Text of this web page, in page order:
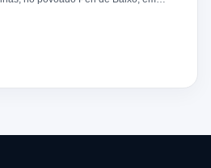
da Polícia Militar, o suspeito,
um estabelecimento comercial,
grade do imóvel. Ao chegar ao
o homem deitado no chão,
De acordo com a vítima,
de Atendimento Móvel de